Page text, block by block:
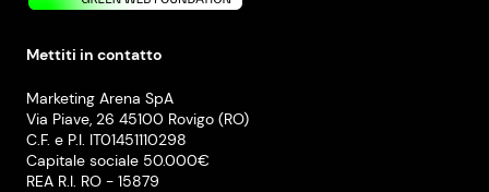
Mettiti in contatto
Marketing Arena SpA
Via Piave, 26 45100 Rovigo (RO)
C.F. e P.I. IT01451110298
Capitale sociale 50.000€
REA R.I. RO - 15879